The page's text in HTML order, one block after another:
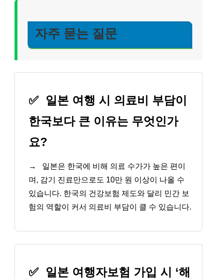
자주 묻는 질문
✅
일본 여행 시 의료비 부담이
한국보다 큰 이유는 무엇인가
요?
→
일본은 한국에 비해 의료 수가가 높은 편이
며, 감기 진료만으로도 10만 원 이상이 나올 수
있습니다. 한국의 건강보험 제도와 달리 민간 보
험의 역할이 커서 의료비 부담이 클 수 있습니다.
✅
일본 여행자보험 가입 시 ‘해